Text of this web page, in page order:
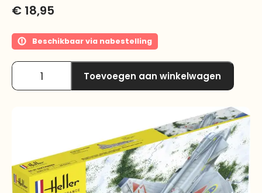
€ 18,95
Beschikbaar via nabestelling
Toevoegen aan winkelwagen